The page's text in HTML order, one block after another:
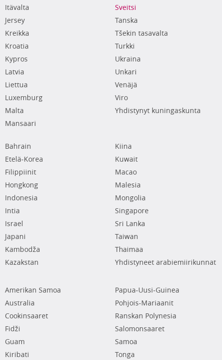
Itävalta
Jersey
Kreikka
Kroatia
Kypros
Latvia
Liettua
Luxemburg
Malta
Mansaari
Sveitsi
Tanska
Tšekin tasavalta
Turkki
Ukraina
Unkari
Venäjä
Viro
Yhdistynyt kuningaskunta
Bahrain
Etelä-Korea
Filippiinit
Hongkong
Indonesia
Intia
Israel
Japani
Kambodža
Kazakstan
Kiina
Kuwait
Macao
Malesia
Mongolia
Singapore
Sri Lanka
Taiwan
Thaimaa
Yhdistyneet arabiemiirikunnat
Amerikan Samoa
Australia
Cookinsaaret
Fidži
Guam
Kiribati
Papua-Uusi-Guinea
Pohjois-Mariaanit
Ranskan Polynesia
Salomonsaaret
Samoa
Tonga